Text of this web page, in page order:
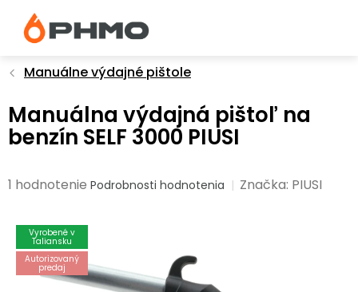
obsah
Manuálne výdajné pištole
Manuálna výdajná pištoľ na
benzín SELF 3000 PIUSI
Priemerné
5,0
1 hodnotenie Podrobnosti hodnotenia Značka: PIUSI
Vyrobené v
Taliansku
Autorizovaný
predaj